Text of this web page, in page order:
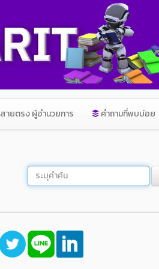
สายตรง ผู้อำนวยการ คำถามที่พบบ่อย